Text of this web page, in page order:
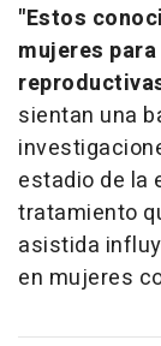
"Estos
mujeres
sientan una
estadio de la
tratamiento
asistida
en mujeres